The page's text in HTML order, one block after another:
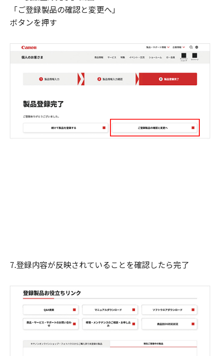
「ご登録製品の確認と変更へ」
ボタンを押す
7.登録内容が反映されていることを確認したら完了